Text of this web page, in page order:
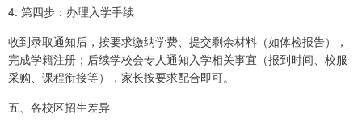
4. 第四步：办理入学手续
收到录取通知后，按要求缴纳学费、提交剩余材料（如体检报告），
完成学籍注册；后续学校会专人通知入学相关事宜（报到时间、校服
采购、课程衔接等），家长按要求配合即可。
五、各校区招生差异